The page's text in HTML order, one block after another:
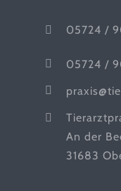
05724 /
05724 /
An der
31683